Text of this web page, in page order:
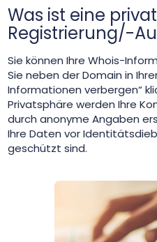
Was ist eine
Registrierung/-
Sie können Ihre Whois-
Sie neben der Domain in
Informationen verbergen“
Privatsphäre werden Ihre
durch anonyme Angaben
Ihre Daten vor
geschützt sind.